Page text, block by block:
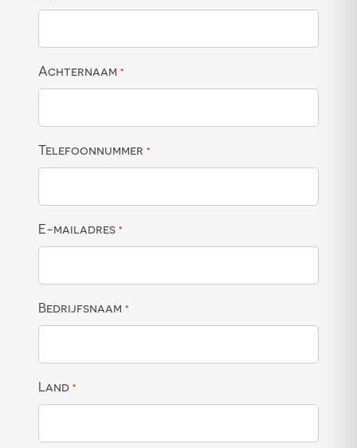
Achternaam *
Telefoonnummer *
E-mailadres *
Bedrijfsnaam *
Land *